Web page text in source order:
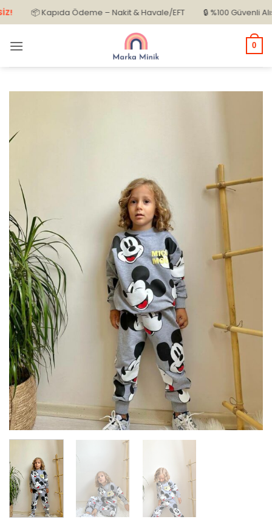
İçeriğe
atla
📦 Kapıda Ödeme – Nakit & Havale/EFT 🔒 %100 Güvenli Alışveriş
0